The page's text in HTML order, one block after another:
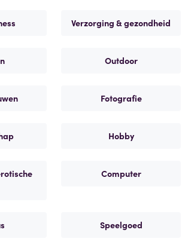
Verzorging & gezondheid
Outdoor
Fotografie
Hobby
Computer
Speelgoed